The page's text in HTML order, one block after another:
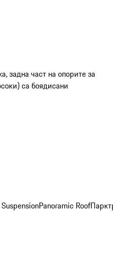
задна част на опорите за
са боядисани
Panoramic Roof